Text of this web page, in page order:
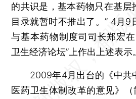
的共识是，基本药物只在基层
目录就暂时不推出了。” 4月9
与基本药物制度司司长郑宏
卫生经济论坛”上作出上述表示。
2009年4月出台的《中共
医药卫生体制改革的意见》（